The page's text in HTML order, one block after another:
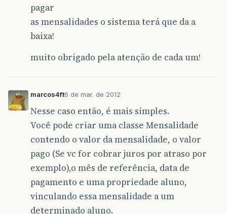
pagar
as mensalidades o sistema terá que da a
baixa!
muito obrigado pela atenção de cada um!
marcos4ft6 de mar. de 2012
Nesse caso então, é mais simples.
Você pode criar uma classe Mensalidade
contendo o valor da mensalidade, o valor
pago (Se vc for cobrar juros por atraso por
exemplo),o mês de referência, data de
pagamento e uma propriedade aluno,
vinculando essa mensalidade a um
determinado aluno.